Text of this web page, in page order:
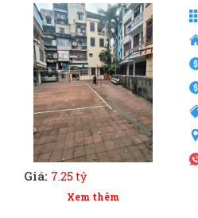
Giá: 7.25 tỷ
Xem thêm